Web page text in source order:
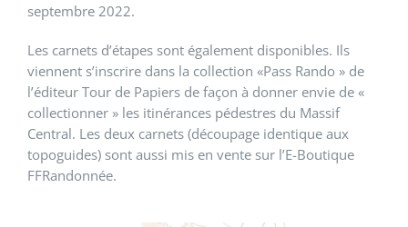
septembre 2022.
Les carnets d’étapes sont également disponibles. Ils
viennent s’inscrire dans la collection «Pass Rando » de
l’éditeur Tour de Papiers de façon à donner envie de «
collectionner » les itinérances pédestres du Massif
Central. Les deux carnets (découpage identique aux
topoguides) sont aussi mis en vente sur l’E-Boutique
FFRandonnée.